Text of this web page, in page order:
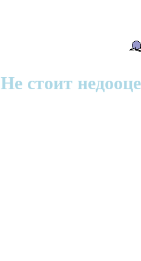
Не стоит